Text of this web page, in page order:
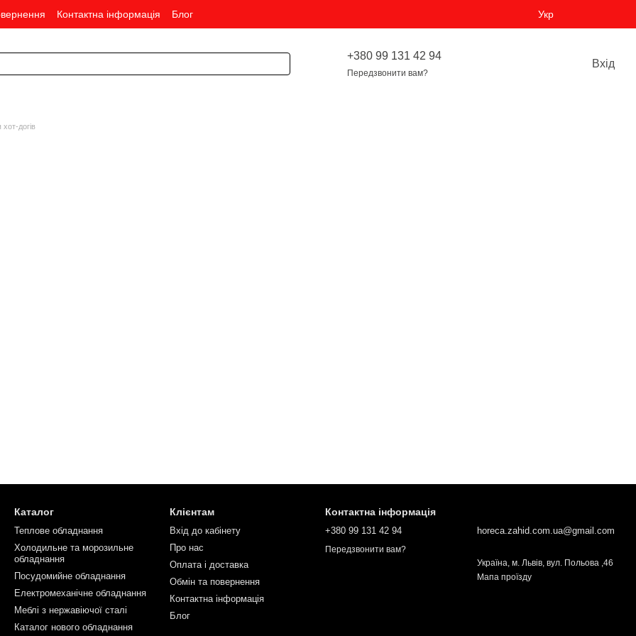
Контактна інформація Блог Укр
+380 99 131 42 94
Передзвонити вам?
Вхід
догів
Каталог
Теплове обладнання
Холодильне та морозильне
обладнання
Посудомийне обладнання
Електромеханічне обладнання
Меблі з нержавіючої сталі
Каталог нового обладнання
Клієнтам
Вхід до кабінету
Про нас
Оплата і доставка
Обмін та повернення
Контактна інформація
Блог
Контактна інформація
+380 99 131 42 94
Передзвонити вам?
horeca.zahid.com.ua@gmail.com
Українa, м. Львів, вул. Польова ,46
Мапа проїзду